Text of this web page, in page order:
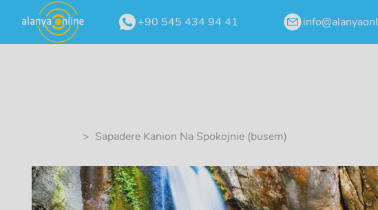
+90 545 434 94 41
> Sapadere Kanion Na Spokojnie (busem)